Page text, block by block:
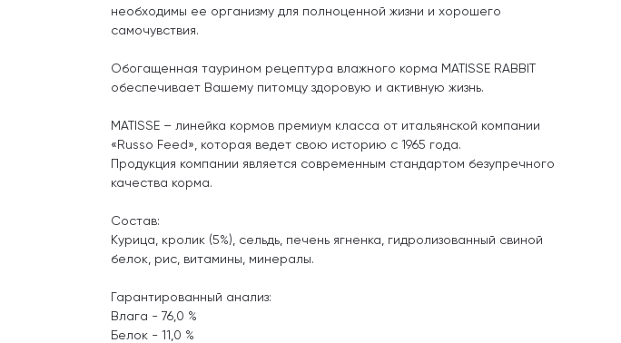
необходимы ее организму для полноценной жизни и хорошего
самочувствия.
Обогащенная таурином рецептура влажного корма MATISSE RABBIT
обеспечивает Вашему питомцу здоровую и активную жизнь.
MATISSE – линейка кормов премиум класса от итальянской компании
«Russo Feed», которая ведет свою историю с 1965 года.
Продукция компании является современным стандартом безупречного
качества корма.
Состав:
Курица, кролик (5%), сельдь, печень ягненка, гидролизованный свиной
белок, рис, витамины, минералы.
Гарантированный анализ:
Влага - 76,0 %
Белок - 11,0 %